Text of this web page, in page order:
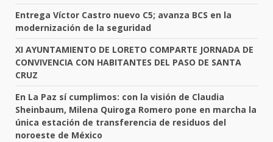
Entrega Víctor Castro nuevo C5; avanza BCS en la
modernización de la seguridad
XI AYUNTAMIENTO DE LORETO COMPARTE JORNADA DE
CONVIVENCIA CON HABITANTES DEL PASO DE SANTA
CRUZ
En La Paz sí cumplimos: con la visión de Claudia
Sheinbaum, Milena Quiroga Romero pone en marcha la
única estación de transferencia de residuos del
noroeste de México